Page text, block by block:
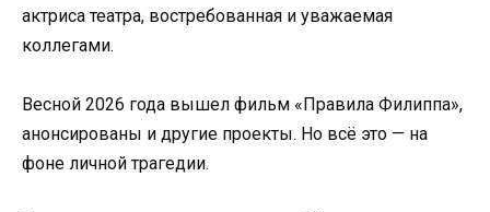
актриса театра, востребованная и уважаемая
коллегами.
Весной 2026 года вышел фильм «Правила Филиппа»,
анонсированы и другие проекты. Но всё это — на
фоне личной трагедии.